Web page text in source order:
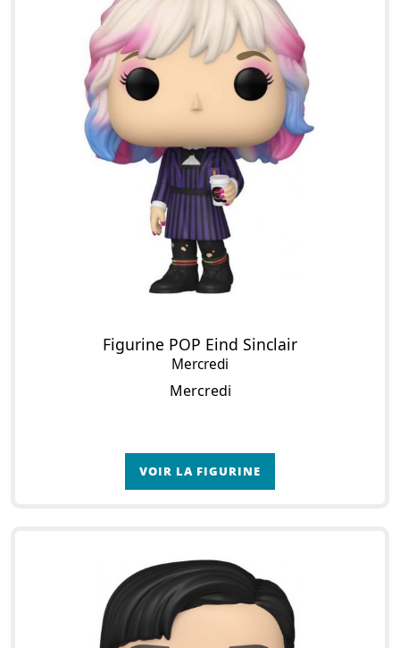
Figurine POP Eind Sinclair
Mercredi
Mercredi
VOIR LA FIGURINE